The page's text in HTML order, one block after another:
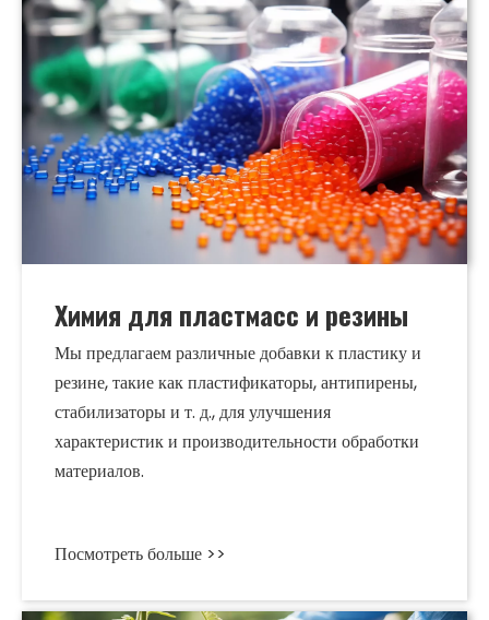
Химия для пластмасс и резины
Мы предлагаем различные добавки к пластику и
резине, такие как пластификаторы, антипирены,
стабилизаторы и т. д., для улучшения
характеристик и производительности обработки
материалов.
Посмотреть больше >>